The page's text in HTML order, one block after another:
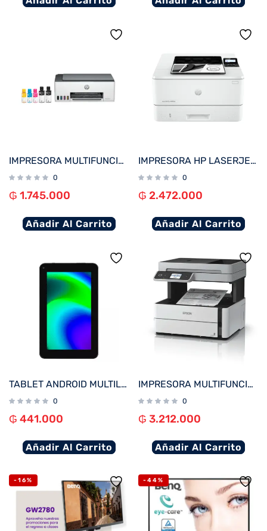
IMPRESORA MULTIFUNCIONAL HP SMART TANK 580 IMP/COP/SCA/USB/WIFI/BT/BIVOLT
0
₲ 1.745.000
Añadir Al Carrito
IMPRESORA HP LASERJET PRO 4003DW IMP/RED/USB/WIFI 220V
0
₲ 2.472.000
Añadir Al Carrito
TABLET ANDROID MULTILASER NB600 M7 QC/32GB/2G/7″/WIFI/NEGRO
0
₲ 441.000
Añadir Al Carrito
IMPRESORA MULTIFUNCIONAL EPSON M3170 ECOTANK RED O WIFI ADF USB BIVOLT
0
₲ 3.212.000
Añadir Al Carrito
-16% -44%